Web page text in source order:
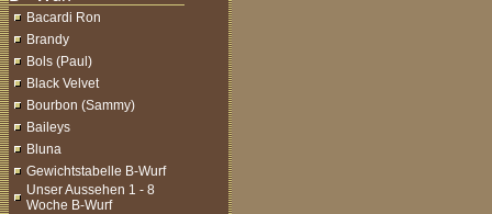
Bacardi Ron
Brandy
Bols (Paul)
Black Velvet
Bourbon (Sammy)
Baileys
Bluna
Gewichtstabelle B-Wurf
Unser Aussehen 1 - 8
Woche B-Wurf